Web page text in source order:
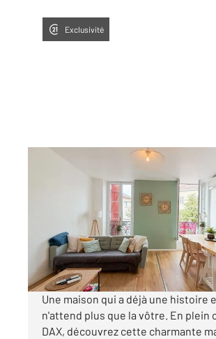
Exclusivité
, 6 pièces
Maison à vendre
339 000 €
Visiter le site dédié
Une maison qui a déjà une histoire
n'attend plus que la vôtre. En plein
DAX, découvrez cette charmante